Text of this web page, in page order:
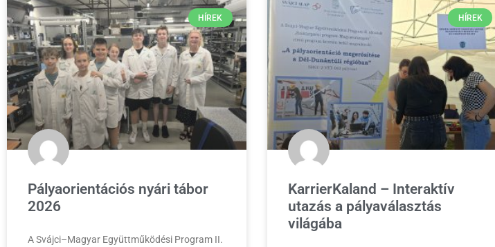
HÍREK
Pályaorientációs nyári tábor
2026
A Svájci–Magyar Együttműködési Program II.
HÍREK
KarrierKaland – Interaktív
utazás a pályaválasztás
világába